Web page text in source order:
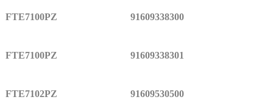
FTE7100PZ 91609338300
FTE7100PZ 91609338301
FTE7102PZ 91609530500